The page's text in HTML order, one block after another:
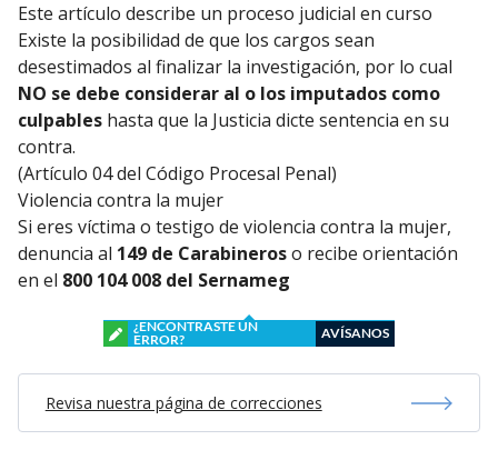
Este artículo describe un proceso judicial en curso
Existe la posibilidad de que los cargos sean
desestimados al finalizar la investigación, por lo cual
NO se debe considerar al o los imputados como
culpables hasta que la Justicia dicte sentencia en su
contra.
(Artículo 04 del Código Procesal Penal)
Violencia contra la mujer
Si eres víctima o testigo de violencia contra la mujer,
denuncia al 149 de Carabineroso recibe orientación
en el 800 104 008 del Sernameg
¿ENCONTRASTE UN
ERROR?
AVÍSANOS
Revisa nuestra página de correcciones